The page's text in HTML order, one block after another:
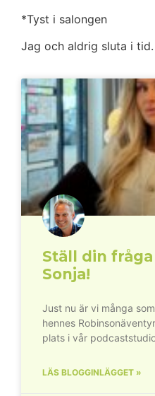
*Tyst i salongen
Jag och aldrig sluta i tid.
Ställ din
Sonja!
Just nu är vi många
hennes
plats i vår
LÄS BLOGGINLÄGGET »